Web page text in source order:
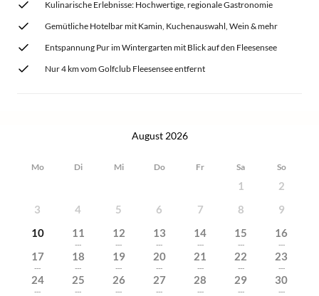
Kulinarische Erlebnisse: Hochwertige, regionale Gastronomie
Gemütliche Hotelbar mit Kamin, Kuchenauswahl, Wein & mehr
Entspannung Pur im Wintergarten mit Blick auf den Fleesensee
Nur 4 km vom Golfclub Fleesensee entfernt
August 2026
Mo Di Mi Do Fr Sa So
1
2
3
4 5 6 7 8
9
10
11
---
12
---
13
---
14
---
15
---
16
---
17
---
18
---
19
---
20
---
21
---
22
---
23
---
24
---
25
---
26
---
27
---
28
---
29
---
30
---